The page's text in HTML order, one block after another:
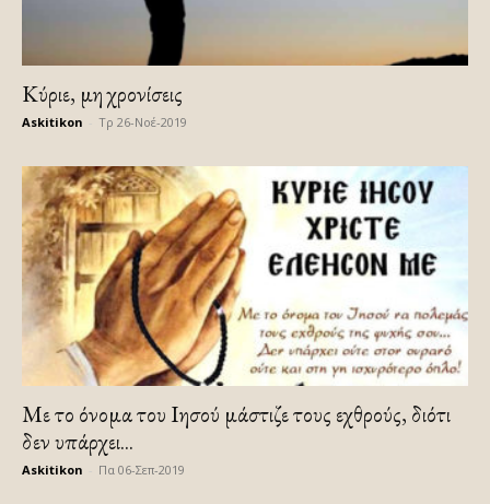
Κύριε, μη χρονίσεις
Askitikon Τρ 26-Νοέ-2019
Με το όνομα του Ιησού μάστιζε τους εχθρούς, διότι
δεν υπάρχει...
Askitikon Πα 06-Σεπ-2019